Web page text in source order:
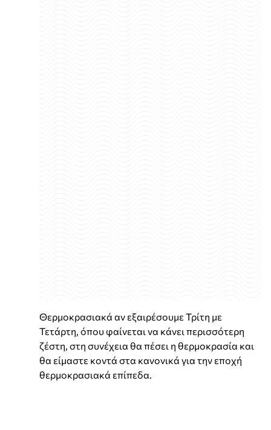
Θερμοκρασιακά αν εξαιρέσουμε Τρίτη με
Τετάρτη, όπου φαίνεται να κάνει περισσότερη
ζέστη, στη συνέχεια θα πέσει η θερμοκρασία και
θα είμαστε κοντά στα κανονικά για την εποχή
θερμοκρασιακά επίπεδα.